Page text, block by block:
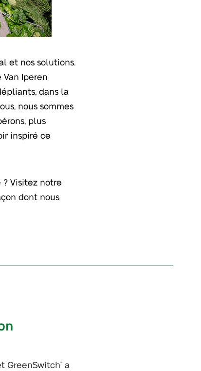
et nos solutions.
Van Iperen
dans la
nous sommes
plus
inspiré ce
Visitez notre
dont nous
GreenSwitch®
a